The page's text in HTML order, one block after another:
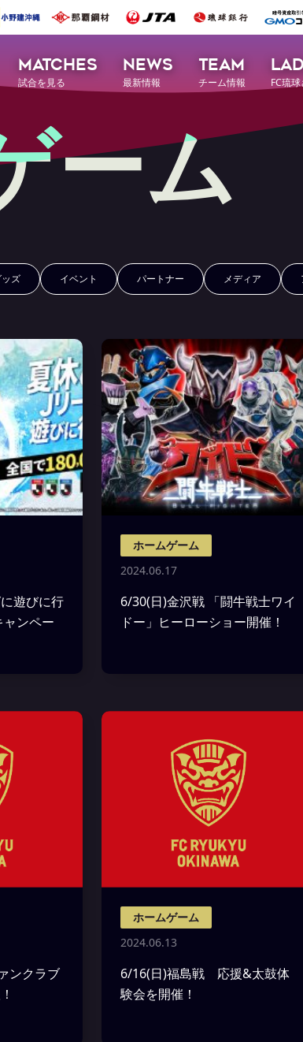
MATCHES
試合を見る
NEWS
最新情報
TEAM
チーム情報 FC琉
ーム
ズ イベント パートナー メディア
遊びに行
ャンペー
ホームゲーム
2024.06.17
6/30(日)金沢戦 「闘牛戦士ワイ
ドー」ヒーローショー開催！
ンクラブ
ホームゲーム
2024.06.13
6/16(日)福島戦 応援&太鼓体
験会を開催！